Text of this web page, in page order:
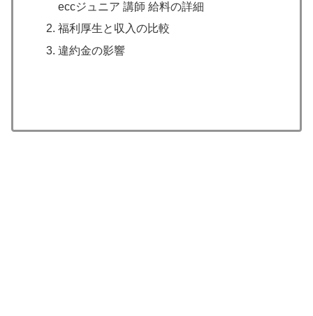
eccジュニア 講師 給料の詳細
福利厚生と収入の比較
違約金の影響